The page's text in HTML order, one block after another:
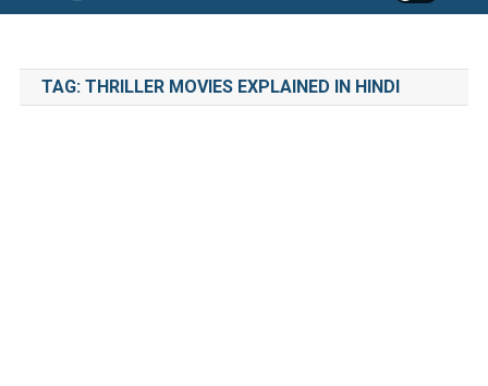
TAG: THRILLER MOVIES EXPLAINED IN HINDI